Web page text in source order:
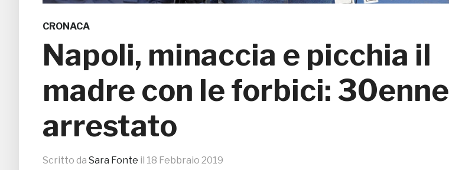
CRONACA
Napoli, minaccia e picchia il
madre con le forbici: 30enne
arrestato
Scritto da Sara Fonte il 18 Febbraio 2019